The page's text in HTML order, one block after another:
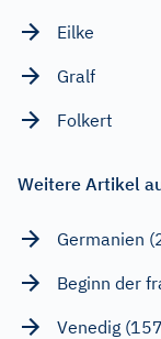
Eilke
Gralf
Folkert
Weitere Artikel
Germanien
Beginn der
Venedig